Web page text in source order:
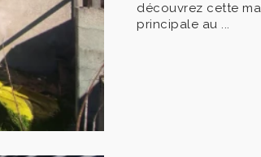
découvrez cette
principale au ...